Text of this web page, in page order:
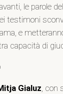
le parole
testimoni
e
capacità di
Gialuz, con